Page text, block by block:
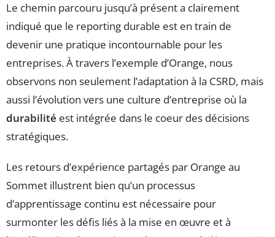
Le chemin parcouru jusqu’à présent a clairement
indiqué que le reporting durable est en train de
devenir une pratique incontournable pour les
entreprises. À travers l’exemple d’Orange, nous
observons non seulement l’adaptation à la CSRD, mais
aussi l’évolution vers une culture d’entreprise où la
durabilité est intégrée dans le coeur des décisions
stratégiques.
Les retours d’expérience partagés par Orange au
Sommet illustrent bien qu’un processus
d’apprentissage continu est nécessaire pour
surmonter les défis liés à la mise en œuvre et à